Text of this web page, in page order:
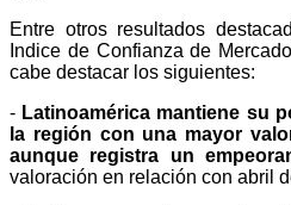
Entre otros resultados
Indice de Confianza de
cabe destacar los siguientes:
- Latinoamérica mantiene su
la región con una mayor
aunque registra un
valoración en relación con abril